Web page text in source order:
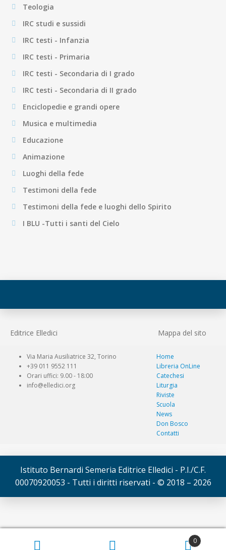
Teologia
IRC studi e sussidi
IRC testi - Infanzia
IRC testi - Primaria
IRC testi - Secondaria di I grado
IRC testi - Secondaria di II grado
Enciclopedie e grandi opere
Musica e multimedia
Educazione
Animazione
Luoghi della fede
Testimoni della fede
Testimoni della fede e luoghi dello Spirito
I BLU -Tutti i santi del Cielo
Editrice Elledici Mappa del sito
Via Maria Ausiliatrice 32, Torino
+39 011 9552 111
Orari uffici: 9.00 - 18:00
info@elledici.org
Home
Libreria OnLine
Catechesi
Liturgia
Riviste
Scuola
News
Don Bosco
Contatti
Istituto Bernardi Semeria Editrice Elledici - P.I./C.F.
00070920053 - Tutti i diritti riservati - © 2018 – 2026
0